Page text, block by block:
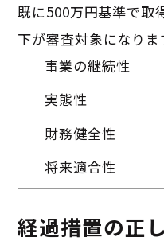
既に500万円基準で取
下が審査対象になりま
事業の継続性
実態性
財務健全性
将来適合性
経過措置の正